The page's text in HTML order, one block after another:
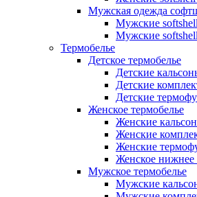
Мужская одежда
Мужские
Мужские
Термобелье
Детское термобелье
Детские
Детские
Детские
Женское термобелье
Женские
Женские
Женские
Женское нижнее
Мужское термобелье
Мужские